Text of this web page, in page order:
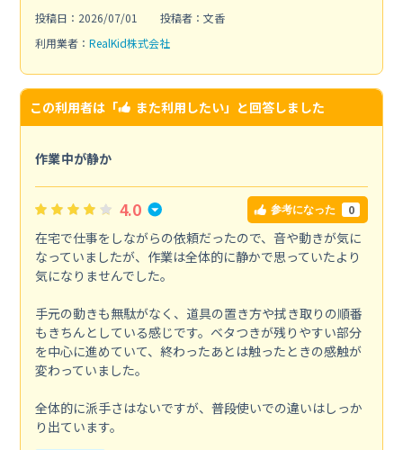
投稿日：2026/07/01
投稿者：文香
利用業者： RealKid株式会社
この利用者は「 また利用したい」と回答しました
作業中が静か
4.0 参考になった 0
在宅で仕事をしながらの依頼だったので、音や動きが気に
なっていましたが、作業は全体的に静かで思っていたより
気になりませんでした。
手元の動きも無駄がなく、道具の置き方や拭き取りの順番
もきちんとしている感じです。ベタつきが残りやすい部分
を中心に進めていて、終わったあとは触ったときの感触が
変わっていました。
全体的に派手さはないですが、普段使いでの違いはしっか
り出ています。